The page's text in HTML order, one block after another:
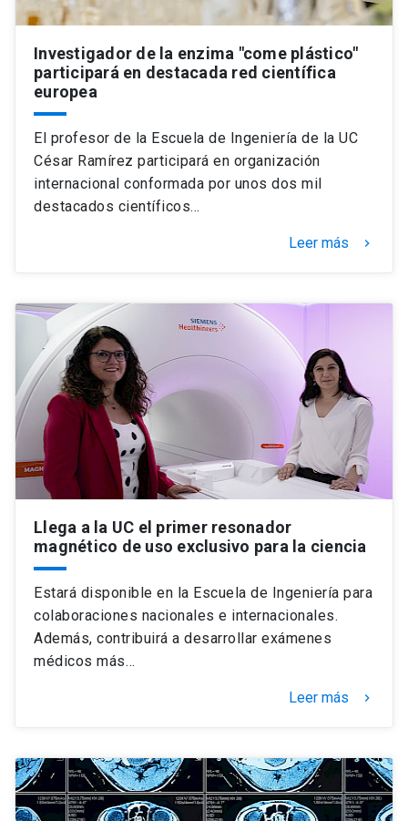
Investigador de la enzima "come plástico"
participará en destacada red científica
europea
El profesor de la Escuela de Ingeniería de la UC
César Ramírez participará en organización
internacional conformada por unos dos mil
destacados científicos…
Leer más keyboard_arrow_right
Llega a la UC el primer resonador
magnético de uso exclusivo para la ciencia
Estará disponible en la Escuela de Ingeniería para
colaboraciones nacionales e internacionales.
Además, contribuirá a desarrollar exámenes
médicos más…
Leer más keyboard_arrow_right